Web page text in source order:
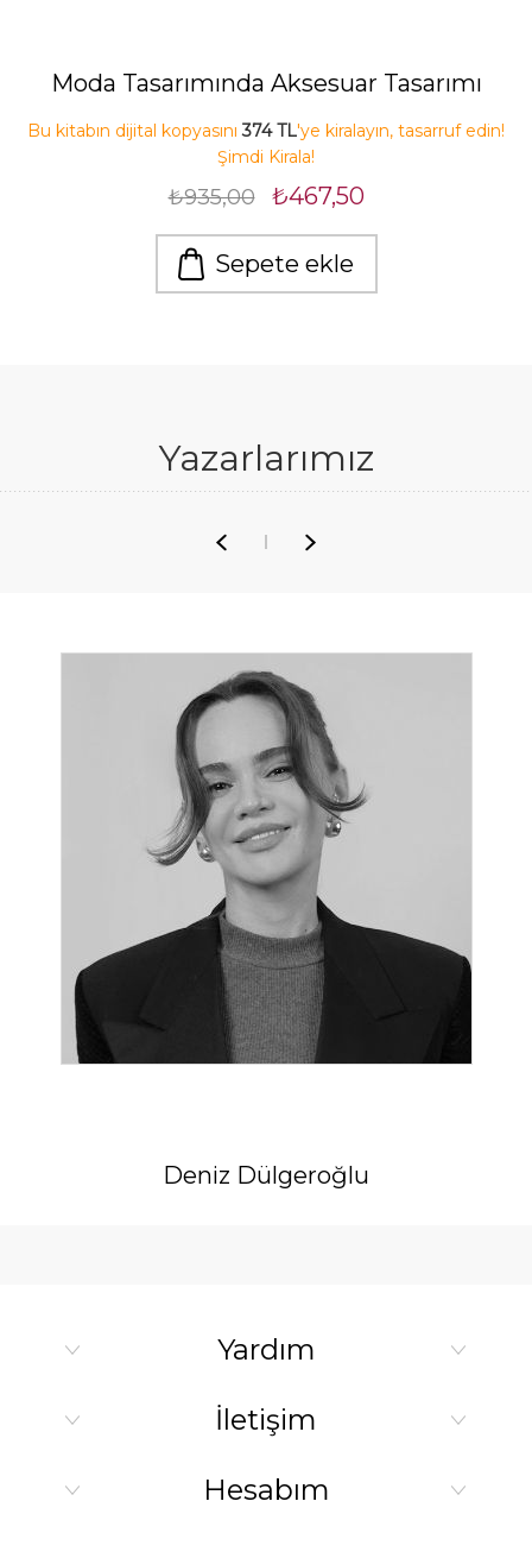
Moda Tasarımında Aksesuar Tasarımı
Bu kitabın dijital kopyasını374 TL'ye kiralayın, tasarruf edin!
Şimdi Kirala!
₺935,00 ₺467,50
Sepete ekle
Yazarlarımız
Deniz Dülgeroğlu
Yardım
İletişim
Hesabım